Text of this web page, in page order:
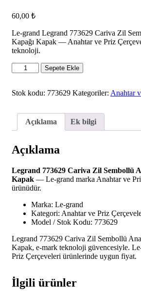
60,00 ₺
Le-grand Legrand 773629 Cariva Zil
Kapağı Kapak — Anahtar ve Priz
teknoloji.
Legrand
773629
Zil
Kapağı
adet
Sepete Ekle
Stok kodu: 773629 Kategoriler: Anahtar
Açıklama Ek bilgi
Açıklama
Legrand 773629 Cariva Zil Sembollü
Kapak — Le-grand marka Anahtar ve
ürünüdür.
Marka: Le-grand
Kategori: Anahtar ve Priz
Model / Stok Kodu: 773629
Legrand 773629 Cariva Zil Sembollü
Kapak, e-mark teknoloji güvencesiyle.
Priz Çerçeveleri ürünlerinde uygun fiyat.
İlgili ürünler